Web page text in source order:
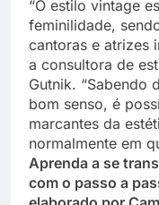
“O estilo vintage
feminilidade,
cantoras e atrizes
a consultora de
Gutnik. “Sabendo
bom senso, é
marcantes da
normalmente em
Aprenda a se
com o passo a